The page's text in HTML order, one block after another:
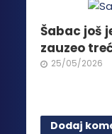
Šabac još
zauzeo
25/05/2026
Dodaj